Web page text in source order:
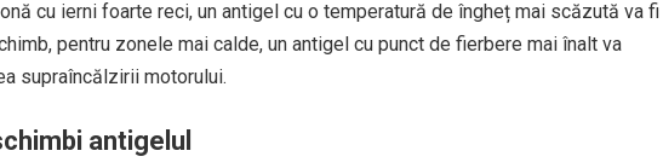
cu ierni foarte reci, un antigel cu o temperatură de îngheț mai scăzută va fi
pentru zonele mai calde, un antigel cu punct de fierbere mai înalt va
supraîncălzirii motorului.
antigelul